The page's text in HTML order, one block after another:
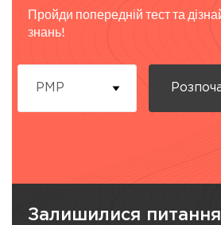
Пройди попередній тест та
знань!
PMP
Залишилися